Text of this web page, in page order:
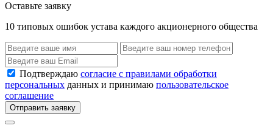
Оставьте заявку
10 типовых ошибок устава каждого акционерного общества
Подтверждаю согласие с правилами обработки
персональных данных и принимаю пользовательское
соглашение
Отправить заявку